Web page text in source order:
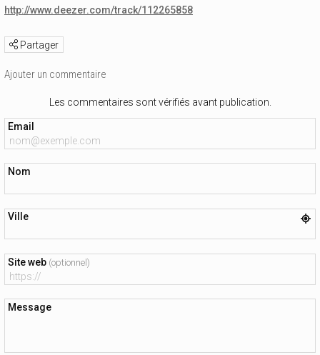
http://www.deezer.com/track/112265858
Partager
Ajouter un commentaire
Les commentaires sont vérifiés avant publication.
Email
Nom
Ville
Site web (optionnel)
Message